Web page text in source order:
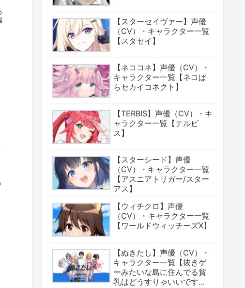
【スターセイヴァー】声優
（CV）・キャラクター一覧
【スタセイ】
【ネココネ】声優（CV）・
キャラクター一覧【ネコぱ
らセカイコネクト】
【TERBIS】声優（CV）・キ
ャラクター一覧【テルビ
ス】
【スターシード】声優
（CV）・キャラクター一覧
【アスニアトリガー/スター
アス】
【ウィチクロ】声優
（CV）・キャラクター一覧
【ワールドウィッチーズX】
【ぬきたし】声優（CV）・
キャラクター一覧【抜きゲ
ーみたいな島に住んでる貧
乳はどうすりゃいいです